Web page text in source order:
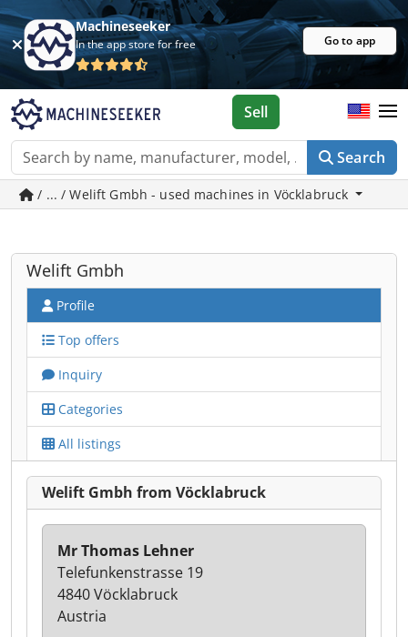
Machineseeker
In the app store for free Go to app
Search
Sell
/ ... / Welift Gmbh - used machines in Vöcklabruck
Welift Gmbh
Profile
Top offers
Inquiry
Categories
All listings
Welift Gmbh from Vöcklabruck
Mr Thomas Lehner
Telefunkenstrasse 19
4840 Vöcklabruck
Austria